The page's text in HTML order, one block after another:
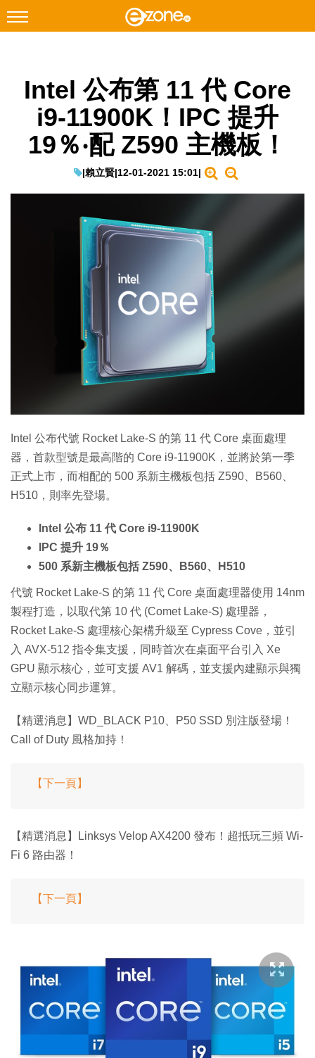
Facebook Instagram
科技焦點
網絡生活
教學評測
生成式AI與雲端應用
Enterprise Digital Transformation
Intel 公布第 11 代 Core
i9-11900K！IPC 提升
19％‧配 Z590 主機板！
|賴立賢|12-01-2021 15:01|
Intel 公布代號 Rocket Lake-S 的第 11 代 Core 桌面處理
器，首款型號是最高階的 Core i9-11900K，並將於第一季
正式上市，而相配的 500 系新主機板包括 Z590、B560、
H510，則率先登場。
Intel 公布 11 代 Core i9-11900K
IPC 提升 19％
500 系新主機板包括 Z590、B560、H510
代號 Rocket Lake-S 的第 11 代 Core 桌面處理器使用 14nm
製程打造，以取代第 10 代 (Comet Lake-S) 處理器，
Rocket Lake-S 處理核心架構升級至 Cypress Cove，並引
入 AVX-512 指令集支援，同時首次在桌面平台引入 Xe
GPU 顯示核心，並可支援 AV1 解碼，並支援內建顯示與獨
立顯示核心同步運算。
【精選消息】WD_BLACK P10、P50 SSD 別注版登場！
Call of Duty 風格加持！
【下一頁】
【精選消息】Linksys Velop AX4200 發布！超抵玩三頻 Wi-
Fi 6 路由器！
【下一頁】